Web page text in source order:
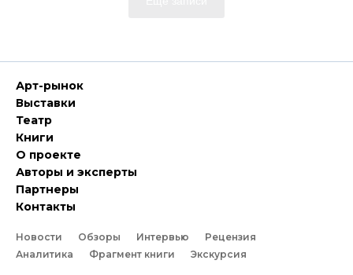
Арт-рынок
Выставки
Театр
Книги
О проекте
Авторы и эксперты
Партнеры
Контакты
Новости Обзоры Интервью
Рецензия
Аналитика
Фрагмент книги Экскурсия